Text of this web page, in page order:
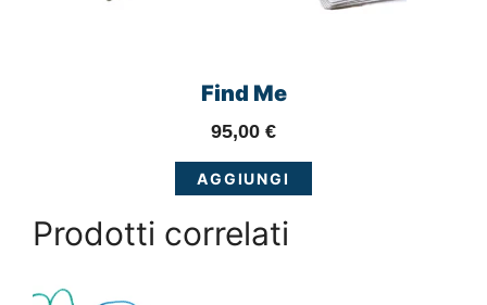
Find Me
95,00 €
AGGIUNGI
Prodotti correlati